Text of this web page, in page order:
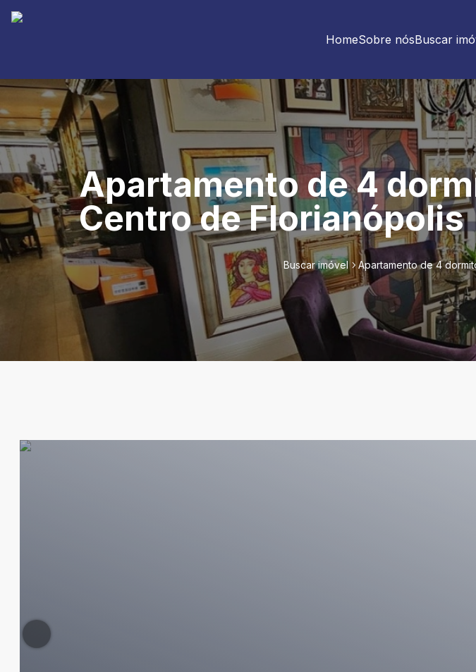
HomeSobre nósBuscar
Apartamento de 4
Centro de Florianópolis
Buscar imóvel Apartamento de 4